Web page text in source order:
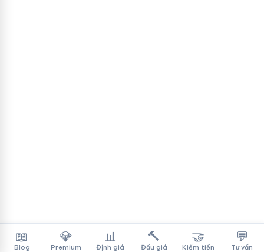
📖
Blog
💎
Premium
📊
Định giá
🔨
Đấu giá
🤝
Kiếm tiền
💬
Tư vấn